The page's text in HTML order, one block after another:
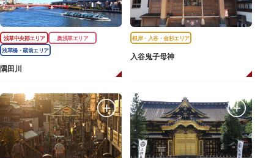
浅草中央部エリア
奥浅草エリア
浅草橋・蔵前エリア
隅田川
根岸・入谷・金杉エリア
入谷鬼子母神